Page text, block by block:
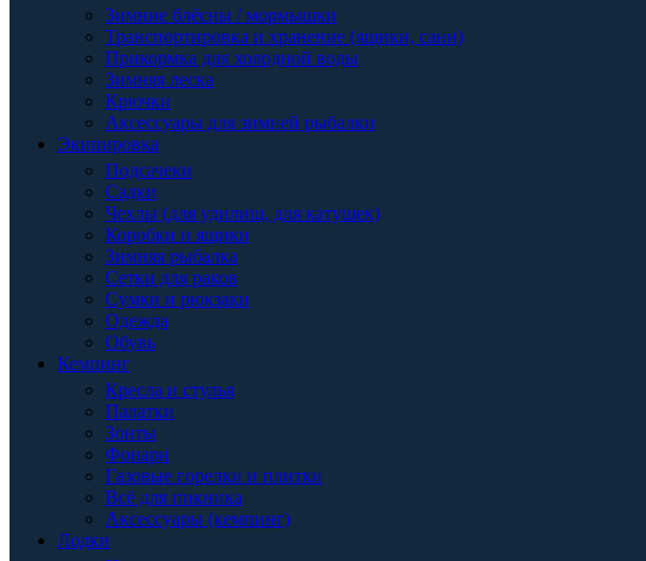
Зимние блёсны / мормышки
Транспортировка и хранение (ящики, сани)
Прикормка для холодной воды
Зимняя леска
Крючки
Аксессуары для зимней рыбалки
Экипировка
Подсачеки
Садки
Чехлы (для удилищ, для катушек)
Коробки и ящики
Зимняя рыбалка
Сетки для раков
Сумки и рюкзаки
Одежда
Обувь
Кемпинг
Кресла и стулья
Палатки
Зонты
Фонари
Газовые горелки и плитки
Всё для пикника
Аксессуары (кемпинг)
Лодки